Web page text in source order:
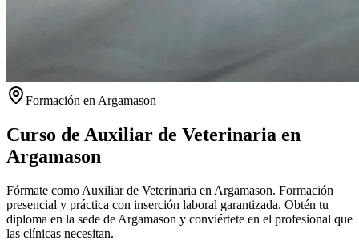
Formación en Argamason
Curso de Auxiliar de Veterinaria en
Argamason
Fórmate como Auxiliar de Veterinaria en Argamason. Formación
presencial y práctica con inserción laboral garantizada. Obtén tu
diploma en la sede de Argamason y conviértete en el profesional que
las clínicas necesitan.